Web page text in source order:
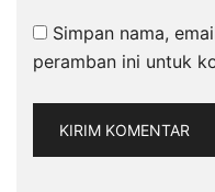
Simpan nama,
peramban ini untuk